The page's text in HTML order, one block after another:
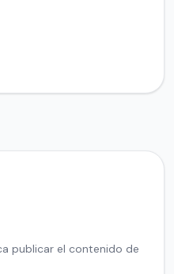
publicar el contenido de